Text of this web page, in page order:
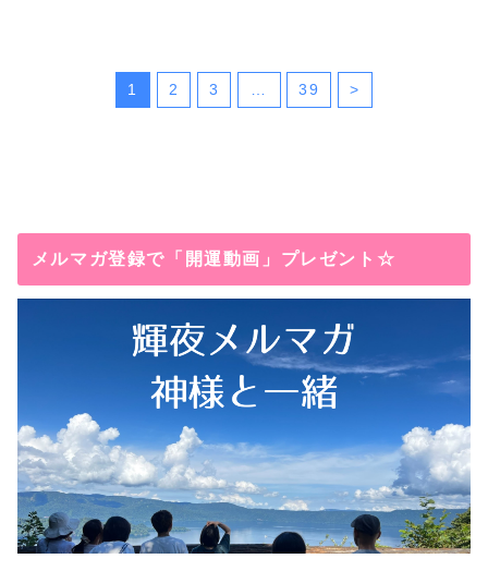
1 2 3 39 >
メルマガ登録で「開運動画」プレゼント☆